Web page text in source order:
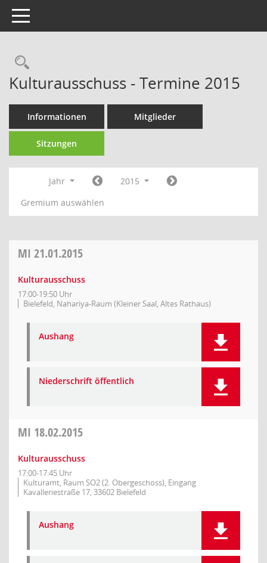
Toggle navigation
Rechercheauswahl
Kulturausschuss - Termine 2015
Informationen Mitglieder
Sitzungen
Jahr
2015
Gremium auswählen
MI 21.01.2015
Kulturausschuss
17:00-19:50 Uhr
Bielefeld, Nahariya-Raum (Kleiner Saal, Altes Rathaus)
Aushang
Niederschrift öffentlich
MI 18.02.2015
Kulturausschuss
17:00-17:45 Uhr
Kulturamt, Raum SO2 (2. Obergeschoss), Eingang
Kavalleriestraße 17, 33602 Bielefeld
Aushang